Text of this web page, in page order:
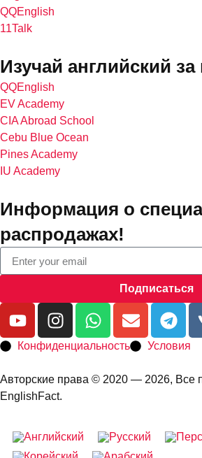
QQEnglish
11Talk
Изучай английский за
QQEnglish
EV Academy
CIA Abroad School
Cebu Blue Ocean
Pines Academy
IU Academy
Информация о
распродажах!
Подписаться
Конфиденциальность Условия
Авторские права © 2020 — 2026, Все
EnglishFact.